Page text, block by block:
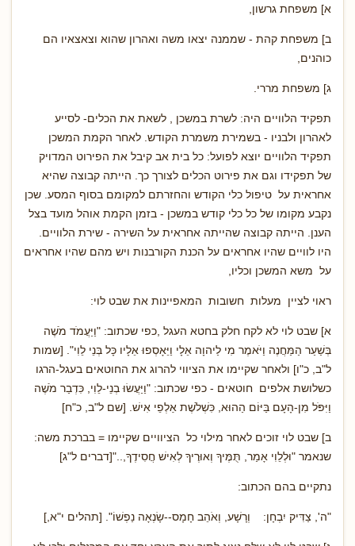
א] משפחת גרשון,
ב] משפחת קהת - שממנה יצאו משה ואהרון שהוא וצאצאיו הם
כוהנים,
ג] משפחת מררי.
תפקיד הלוויים היה: לשרת במשכן , לשאת את הכלים- לסייע
לאהרון ולבניו - בשמירת משמרת הקודש. לאחר הקמת המשכן
תפקיד הלוויים יוצא לפועל: כל בית אב קיבל את הפירוט המדויק
של תפקידו וגם את פירוט הכלים לצורך כך. הייתה קבוצה שהיא
אחראית על טיפול כלי הקודש והחזרתם למקומם בסוף המסע. שכן
נקבע מקומו של כל כלי קודש במשכן - בזמן הקמת אוהל מועד בצל
הענן. הייתה קבוצה שהייתה אחראית על השירה - שירת הלוויים.
היו לוויים שהיו אחראים על הכנת הקורבנות ויש מהם שהיו אחראים
על משא המשכן וכליו,
ראוי לציין מעלות חשובות המאפיינות את שבט לוי:
א] שבט לוי לא לקח חלק בחטא העגל ,כפי שכתוב: "וַיַּעֲמֹד מֹשֶׁה
בְּשַׁעַר הַמַּחֲנֶה וַיֹּאמֶר מִי לַיהוָה אֵלָי וַיֵּאָסְפוּ אֵלָיו כָּל בְּנֵי לֵוִי". [שמות
ל"ב, כ"ו] ולאחר שקיימו את הציווי להרוג את החוטאים בעגל-הרגו
כשלושת אלפים חוטאים - כפי שכתוב: "וַיַּעֲשׂוּ בְנֵי-לֵוִי, כִּדְבַר מֹשֶׁה
וַיִּפֹּל מִן-הָעָם בַּיּוֹם הַהוּא, כִּשְׁלֹשֶׁת אַלְפֵי אִישׁ. [שם ל"ב, כ"ח]
ב] שבט לוי זוכים לאחר מילוי כל הציוויים שקיימו = בברכת משה:
שנאמר "וּלְלֵוִי אָמַר, תֻּמֶּיךָ וְאוּרֶיךָ לְאִישׁ חֲסִידֶךָ,.."[דברים ל"ג]
נתקיים בהם הכתוב:
"ה', צַדִּיק יִבְחָן: וְרָשָׁע, וְאֹהֵב חָמָס--שָׂנְאָה נַפְשׁוֹ". [תהלים י"א,]